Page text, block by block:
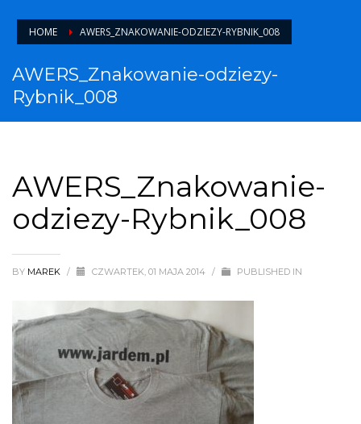
HOME AWERS_ZNAKOWANIE-ODZIEZY-RYBNIK_008
AWERS_Znakowanie-odziezy-
Rybnik_008
AWERS_Znakowanie-
odziezy-Rybnik_008
BY MAREK / CZWARTEK, 01 MAJA 2014 / PUBLISHED IN